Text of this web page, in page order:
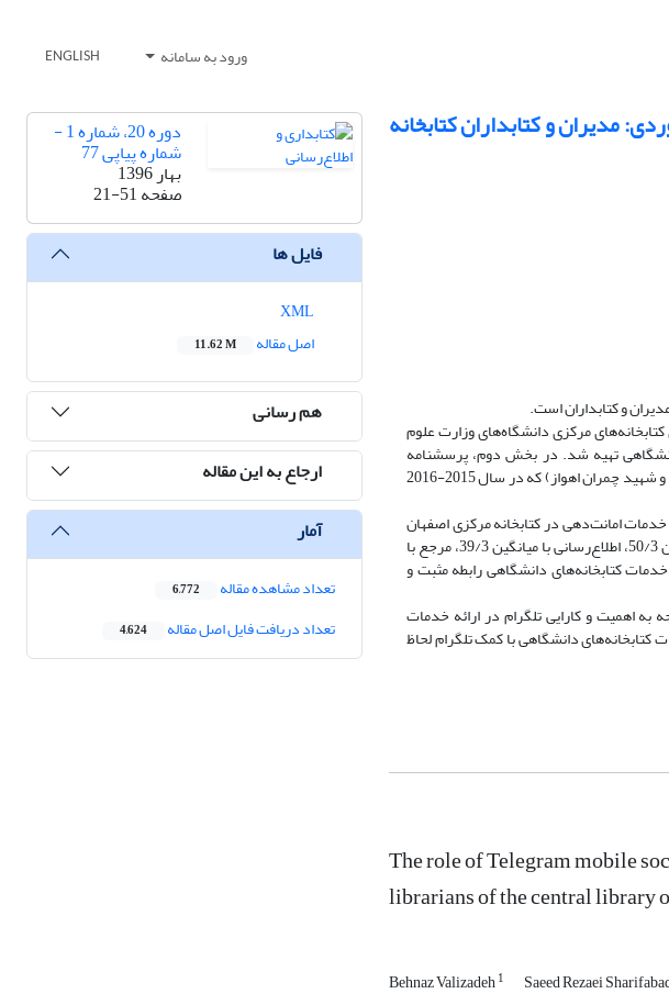
ورود به سامانه ENGLISH
مدیران و کتابداران کتابخانه‌
و کتابداران است.
مرکزی دانشگاه‌های وزارت علوم‌
(صنعتی‌شریف، اصفهان، فردوسی مشهد و شهید چمران اهواز) که بر روی تلگرام خدمات ارائه می‌دادند و خدمات کتابخانه‌های دانشگاهی تهیه شد. در بخش دوم، پرسش‫نامه
محقق‌ساخته در بین 102 نفر از مدیران و کتابداران کتابخانه‌های مرکزی دانشگاهی وزارت علوم(صنعتی‌شریف، اصفهان، فردوسی مشهد و شهید چمران اهواز) که در سال 2015-2016
امانت‌دهی در کتابخانه مرکزی اصفهان
ارائه می‌شود. پرسش‫نامه نشان داد، میانگین نگرش مدیران و کتابداران جهت توسعه خدمات کتابخانه‌ای از جمله امانت‌دهی با میانگین 50/3، اطلاع‌رسانی با میانگین 39/3، مرجع با
است. بین متغیرهای تلگرامی و خدمات کتابخانه‌های دانشگاهی رابطه مثبت و
به اهمیت و کارایی تلگرام در ارائه خدمات
دانشگاهی با کمک‌ تلگرام لحاظ
The role of Telegram mobile
librarians of the central library
Behnaz Valizadeh1 Saeed Rezaei
دوره 20، شماره 1 -
شماره پیاپی 77
بهار 1396
صفحه21-51
فایل ها
اصل مقاله
11.62 M
هم رسانی
ارجاع به این مقاله
آمار
تعداد مشاهده مقاله 6,772
تعداد دریافت فایل اصل مقاله 4,624